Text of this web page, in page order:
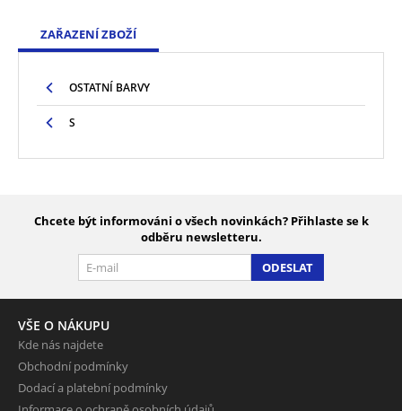
ZAŘAZENÍ ZBOŽÍ
OSTATNÍ BARVY
S
Chcete být informováni o všech novinkách? Přihlaste se k
odběru newsletteru.
ODESLAT
VŠE O NÁKUPU
Kde nás najdete
Obchodní podmínky
Dodací a platební podmínky